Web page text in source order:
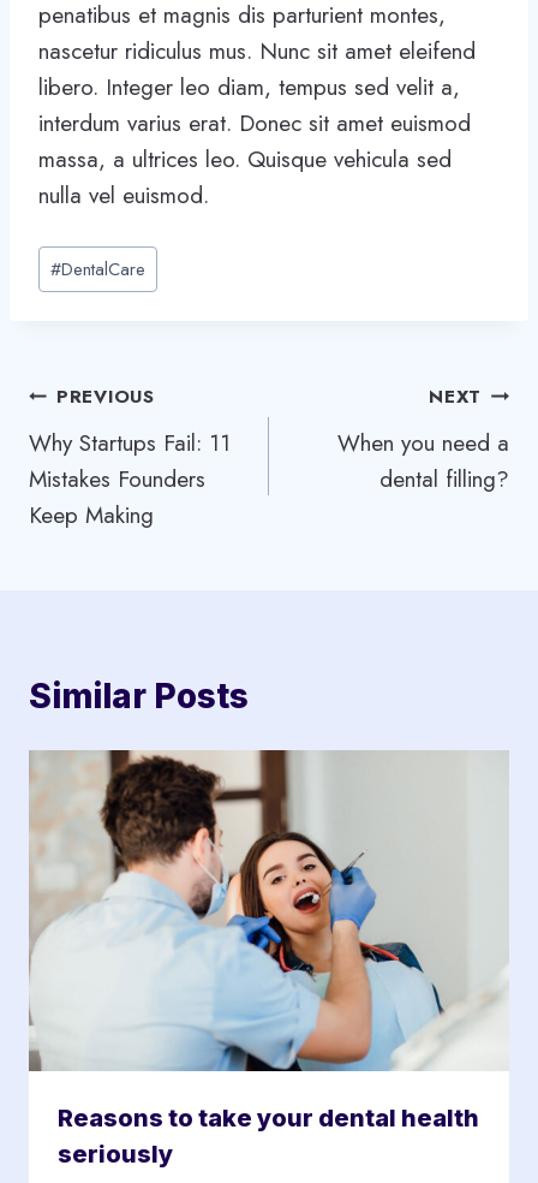
penatibus et magnis dis parturient montes,
nascetur ridiculus mus. Nunc sit amet eleifend
libero. Integer leo diam, tempus sed velit a,
interdum varius erat. Donec sit amet euismod
massa, a ultrices leo. Quisque vehicula sed
nulla vel euismod.
Post
Tags:
#DentalCare
Post
navigation
PREVIOUS
Why Startups Fail: 11
Mistakes Founders
Keep Making
NEXT
When you need a
dental filling?
Similar Posts
Reasons to take your dental health
seriously